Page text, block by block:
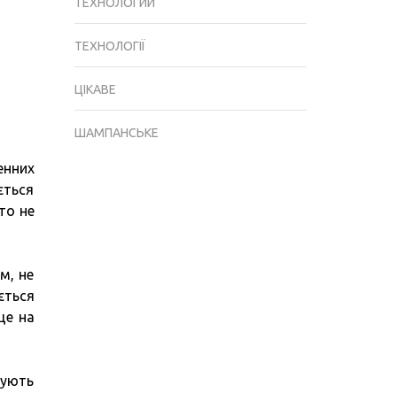
не
не
на
ТЕХНОЛОГІЇ
ЦІКАВЕ
ШАМПАНСЬКЕ